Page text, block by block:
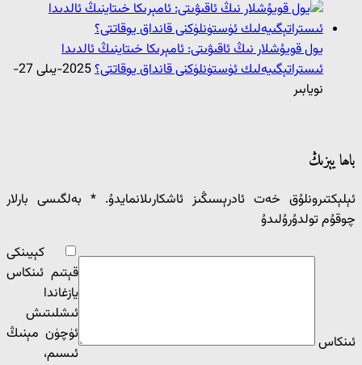
يول قويۇشلار نىڭ ئاقىۋىتى: ئامېرىكا خىتاينىڭ ئالدىدا
ئىستراتېگىيەلىك ئۈستۈنلۈكنى قانداق يوقاتتى؟
2025-يىلى 27-
نويابىر
باھا يېزىڭ
ئېلېكتىرونلۇق خەت ئادرېسىڭىز ئاشكارىلانمايدۇ. * بەلگىسى بارلار
چوقۇم تولدۇرۇلىدۇ
ئىنكاس
كېيىنكى
قېتىم ئىنكاس
يازغاندا
ئ‍ىشلىتىش
ئۈچۈن مېنىڭ
ئ‍ىسىم،